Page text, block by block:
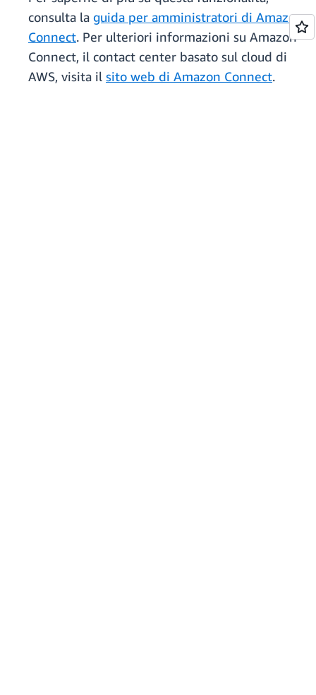
consulta la guida per amministratori di Amazon
Connect. Per ulteriori informazioni su Amazon
Connect, il contact center basato sul cloud di
AWS, visita il sito web di Amazon Connect.